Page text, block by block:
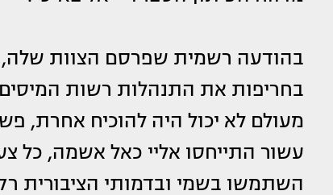
בהודעה רשמית שפרסם הצוות
בחריפות את התנהלות רשות
מעולם לא יכול היה להוכיח אחרת,
עשור התייחסו אליי כאל אשמה, כל
השתמשו בשמי ובדמותי הציבורית